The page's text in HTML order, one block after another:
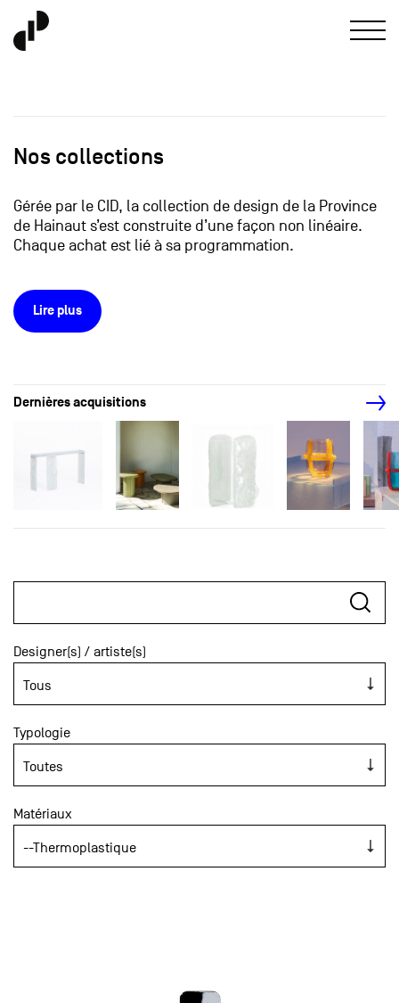
Nos collections
Gérée par le CID, la collection de design de la Province
de Hainaut s’est construite d’une façon non linéaire.
Chaque achat est lié à sa programmation.
Lire plus
Dernières acquisitions
Designer(s) / artiste(s)
Typologie
Matériaux